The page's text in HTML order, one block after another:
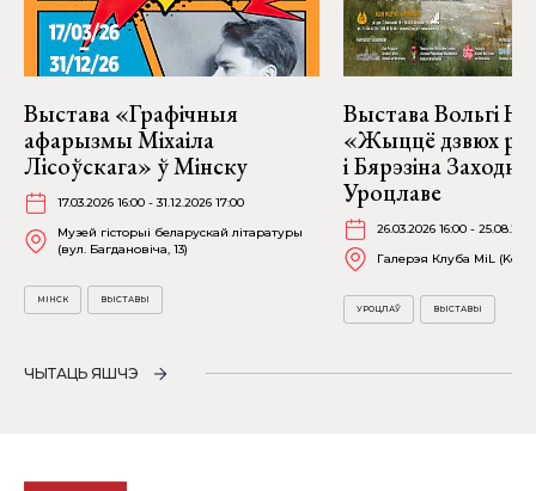
Выстава «Графічныя
афарызмы Міхаіла
Лісоўскага» ў Мінску
17.03.2026 16:00 - 31.12.2026 17:00
Музей гісторыі беларускай літаратуры
(вул. Багдановіча, 13)
МІНСК ВЫСТАВЫ
Выстава Вольгі
«Жыццё дзвюх
і Бярэзіна
Уроцлаве
26.03.2026 16:00 -
Галерэя Клуба MiL
УРОЦЛАЎ ВЫСТАВЫ
ЧЫТАЦЬ ЯШЧЭ